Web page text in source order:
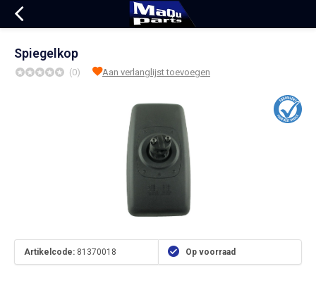
Spiegelkop
(0) Aan verlanglijst toevoegen
Artikelcode: 81370018 Op voorraad